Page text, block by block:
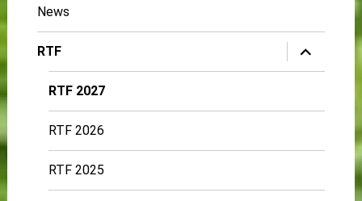
News
RTF
Untermenü
öffnen
RTF 2027
RTF 2026
RTF 2025